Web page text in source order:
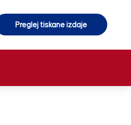
Preglej tiskane izdaje